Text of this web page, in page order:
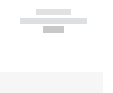
------------
----------- -----------